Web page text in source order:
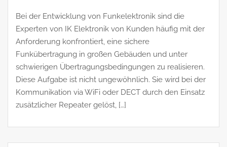
Bei der Entwicklung von Funkelektronik sind die
Experten von IK Elektronik von Kunden häufig mit der
Anforderung konfrontiert, eine sichere
Funkübertragung in großen Gebäuden und unter
schwierigen Übertragungsbedingungen zu realisieren.
Diese Aufgabe ist nicht ungewöhnlich. Sie wird bei der
Kommunikation via WiFi oder DECT durch den Einsatz
zusätzlicher Repeater gelöst, […]